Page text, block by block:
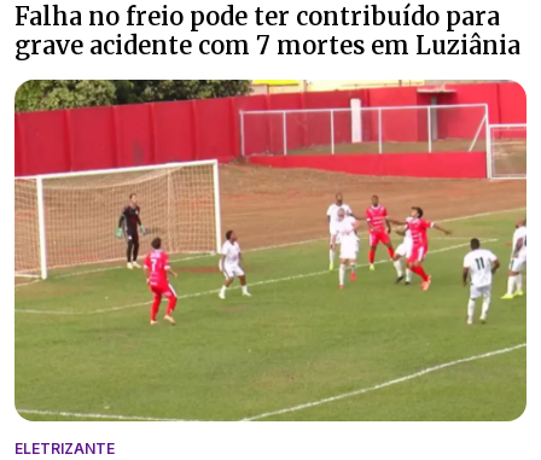
Falha no freio pode ter contribuído para
grave acidente com 7 mortes em Luziânia
ELETRIZANTE